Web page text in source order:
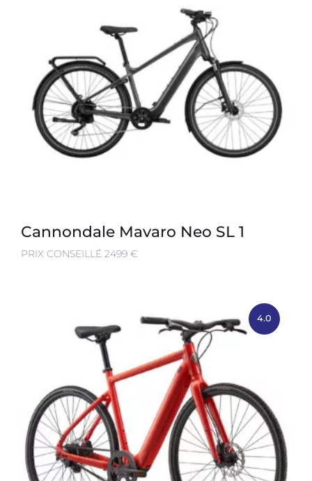
Cannondale Mavaro Neo SL 1
PRIX CONSEILLÉ 2499 €
4.0